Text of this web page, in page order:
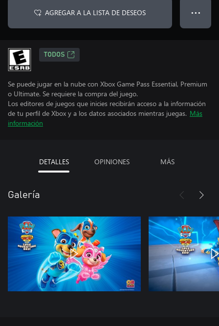
AGREGAR A LA LISTA DE DESEOS ● ● ●
TODOS
Se puede jugar en la nube con Xbox Game Pass Essential, Premium
o Ultimate. Se requiere la compra del juego.
Los editores de juegos que inicies recibirán acceso a la información
de tu perfil de Xbox y a los datos asociados mientras juegas. Más
información
DETALLES OPINIONES MÁS
Galería